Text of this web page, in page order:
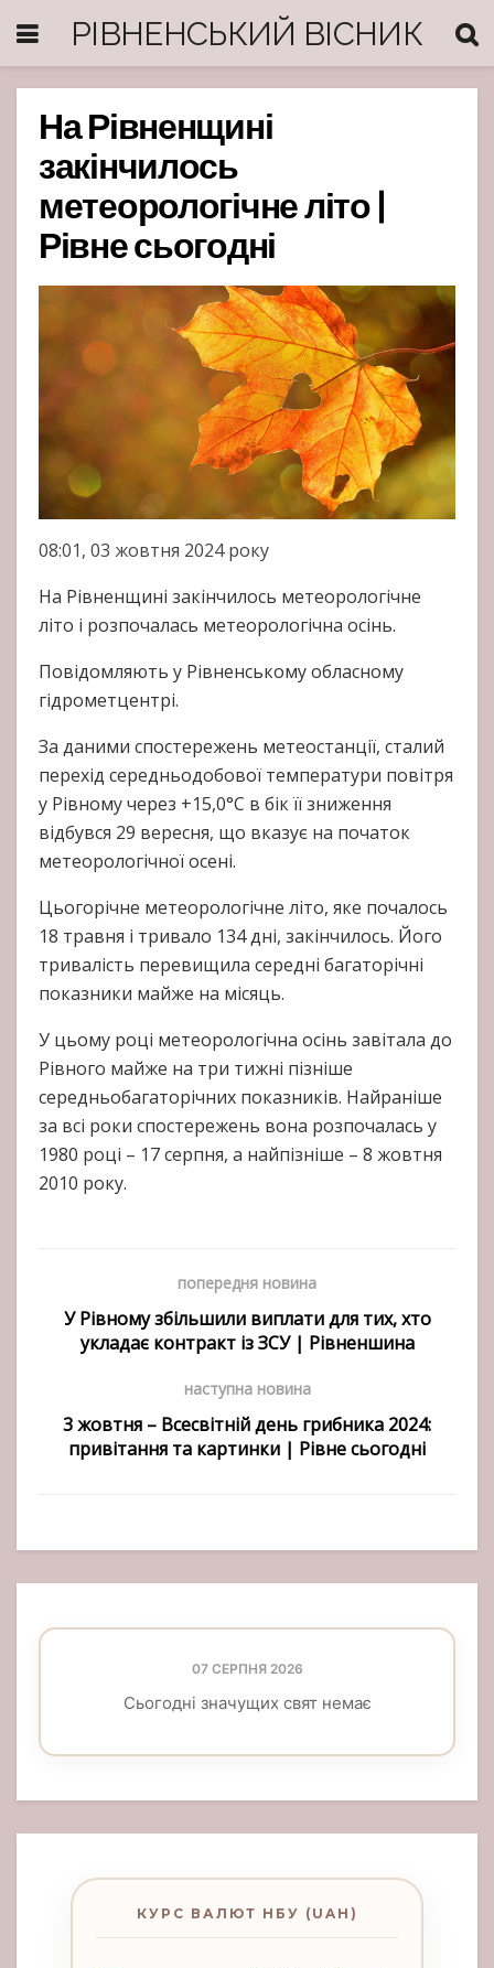
РІВНЕНСЬКИЙ ВІСНИК
На Рівненщині
закінчилось
метеорологічне літо |
Рівне сьогодні
08:01, 03 жовтня 2024 року
На Рівненщині закінчилось метеорологічне
літо і розпочалась метеорологічна осінь.
Повідомляють у Рівненському обласному
гідрометцентрі.
За даними спостережень метеостанції, сталий
перехід середньодобової температури повітря
у Рівному через +15,0°С в бік її зниження
відбувся 29 вересня, що вказує на початок
метеорологічної осені.
Цьогорічне метеорологічне літо, яке почалось
18 травня і тривало 134 дні, закінчилось. Його
тривалість перевищила середні багаторічні
показники майже на місяць.
У цьому році метеорологічна осінь завітала до
Рівного майже на три тижні пізніше
середньобагаторічних показників. Найраніше
за всі роки спостережень вона розпочалась у
1980 році – 17 серпня, а найпізніше – 8 жовтня
2010 року.
попередня новина
У Рівному збільшили виплати для тих, хто
укладає контракт із ЗСУ | Рівненшина
наступна новина
3 жовтня – Всесвітній день грибника 2024:
привітання та картинки | Рівне сьогодні
07 СЕРПНЯ 2026
Сьогодні значущих свят немає
КУРС ВАЛЮТ НБУ (UAH)